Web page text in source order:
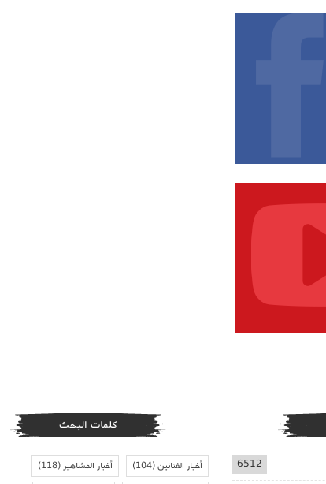
6512
كلمات البحث
أخبار الفنانين(104) أخبار المشاهير(118)